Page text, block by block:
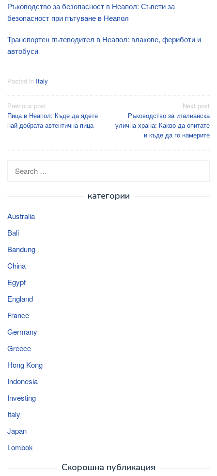
Ръководство за безопасност в Неапол: Съвети за
безопасност при пътуване в Неапол
Транспортен пътеводител в Неапол: влакове, фериботи и
автобуси
Posted in Italy
Post
navigation
Previous post
Пица в Неапол: Къде да ядете
най-добрата автентична пица
Next post
Ръководство за италианска
улична храна: Какво да опитате
и къде да го намерите
категории
Australia
Bali
Bandung
China
Egypt
England
France
Germany
Greece
Hong Kong
Indonesia
Investing
Italy
Japan
Lombok
Скорошна публикация